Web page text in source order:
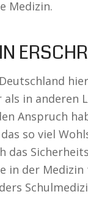
Medizin.
in anderen
Anspruch
so viel
das
in der